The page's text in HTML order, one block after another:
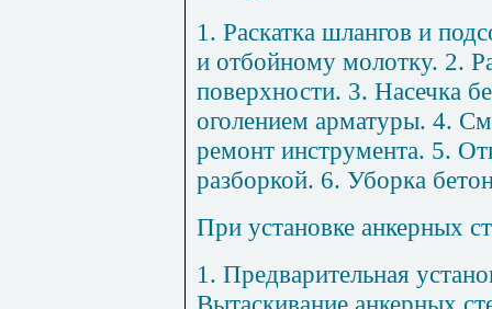
1 . Раскатка шлангов и
и отбойному молотку. 2.
поверхности. 3. Насечка
оголением арматуры. 4.
ремонт инструмента. 5.
разборкой. 6. Уборка
При установке анкерных
1 . Предварительная
Вытаскивание анкерных